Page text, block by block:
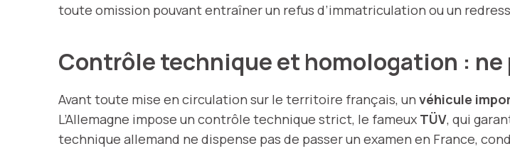
toute omission pouvant entraîner un refus d’immatriculation ou un
Contrôle technique et homologation :
Avant toute mise en circulation sur le territoire français, un véhicule
L’Allemagne impose un contrôle technique strict, le fameux TÜV, qui
technique allemand ne dispense pas de passer un examen en France,